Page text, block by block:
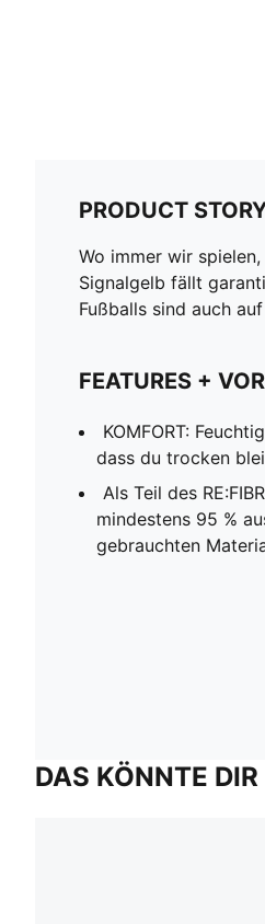
PRODUCT
Wo immer wir
Signalgelb fällt
Fußballs sind auch
FEATURES +
KOMFORT:
dass du trocken
Als Teil des
mindestens 95 %
gebrauchten
DAS KÖNNTE